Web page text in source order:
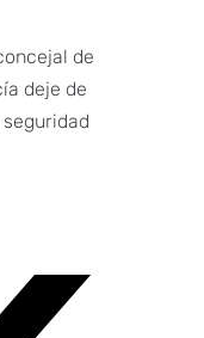
de
deje de